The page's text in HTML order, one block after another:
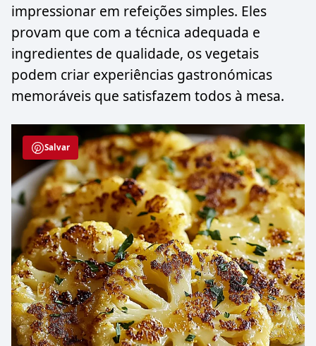
impressionar em refeições simples. Eles
provam que com a técnica adequada e
ingredientes de qualidade, os vegetais
podem criar experiências gastronómicas
memoráveis que satisfazem todos à mesa.
Salvar